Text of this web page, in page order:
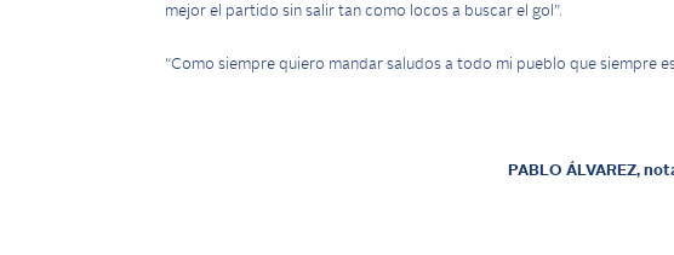
mejor el partido sin salir tan como locos a buscar el gol”.
“Como siempre quiero mandar saludos a todo mi pueblo que siempre
PABLO ÁLVAREZ,